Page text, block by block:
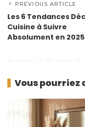
PREVIOUS ARTICLE
Les 6 Tendances
Cuisine à Suivre
Absolument en 2025
Vous pourriez